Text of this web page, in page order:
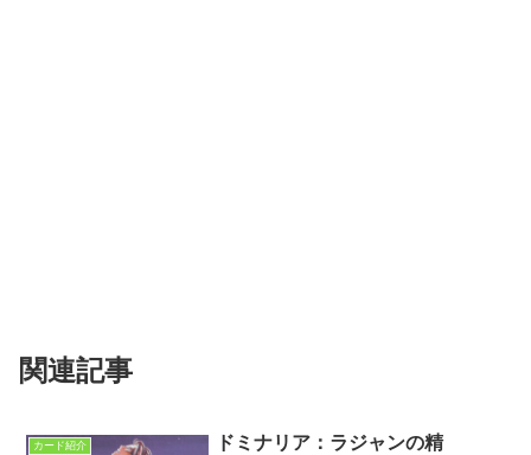
関連記事
カード紹介 ドミナリア：ラジャンの精